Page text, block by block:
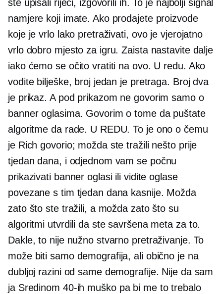
ste upisali riječi, izgovorili ih. To je najbolji signal
namjere koji imate. Ako prodajete proizvode
koje je vrlo lako pretraživati, ovo je vjerojatno
vrlo dobro mjesto za igru. Zaista nastavite dalje
iako ćemo se očito vratiti na ovo. U redu. Ako
vodite bilješke, broj jedan je pretraga. Broj dva
je prikaz. A pod prikazom ne govorim samo o
banner oglasima. Govorim o tome da puštate
algoritme da rade. U REDU. To je ono o čemu
je Rich govorio; možda ste tražili nešto prije
tjedan dana, i odjednom vam se počnu
prikazivati ​​banner oglasi ili vidite oglase
povezane s tim tjedan dana kasnije. Možda
zato što ste tražili, a možda zato što su
algoritmi utvrdili da ste savršena meta za to.
Dakle, to nije nužno stvarno pretraživanje. To
može biti samo demografija, ali obično je na
dubljoj razini od same demografije. Nije da sam
ja Sredinom 40-ih muško pa bi me to trebalo